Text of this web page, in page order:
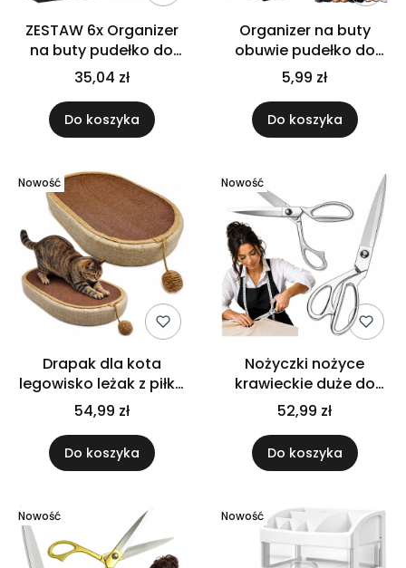
ZESTAW 6x Organizer
na buty pudełko do
przechowywania
składane
35,04 zł
Do koszyka
Organizer na buty
obuwie pudełko do
przechowywania
składane z otwieranym
frontem
5,99 zł
Do koszyka
Nowość
Drapak dla kota
legowisko leżak z piłką
duży owalny 57 cm
antypoślizgowy
54,99 zł
Do koszyka
Nowość
Nożyczki nożyce
krawieckie duże do
cięcia tkanin
materiałów stalowe
duże 26 cm
52,99 zł
Do koszyka
Nowość Nowość